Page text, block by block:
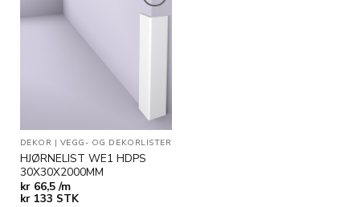
DEKOR | VEGG- OG DEKORLISTER
HJØRNELIST WE1 HDPS
30X30X2000MM
kr66,5 /m
kr133 STK